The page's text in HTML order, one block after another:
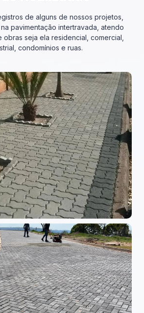
de alguns de nossos projetos,
pavimentação intertravada, atendo
seja ela residencial, comercial,
condomínios e ruas.